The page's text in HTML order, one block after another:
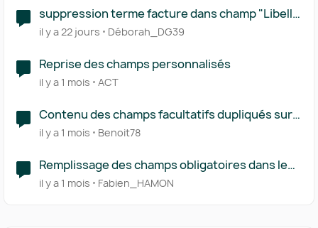
suppression terme facture dans champ "Libellé
de l'écriture"
il y a 22 jours Déborah_DG39
Reprise des champs personnalisés
il y a 1 mois ACT
Contenu des champs facultatifs dupliqués sur
devis, factures et bons de livraisons
il y a 1 mois Benoit78
Remplissage des champs obligatoires dans le
cadre de la FE
il y a 1 mois Fabien_HAMON